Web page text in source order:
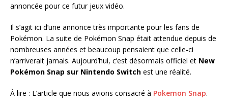
annoncée pour ce futur jeux vidéo.
Il s’agit ici d’une annonce très importante pour les fans de
Pokémon. La suite de Pokémon Snap était attendue depuis de
nombreuses années et beaucoup pensaient que celle-ci
n’arriverait jamais. Aujourd’hui, c’est désormais officiel et New
Pokémon Snap sur Nintendo Switch est une réalité.
À lire : L’article que nous avions consacré à Pokemon Snap.